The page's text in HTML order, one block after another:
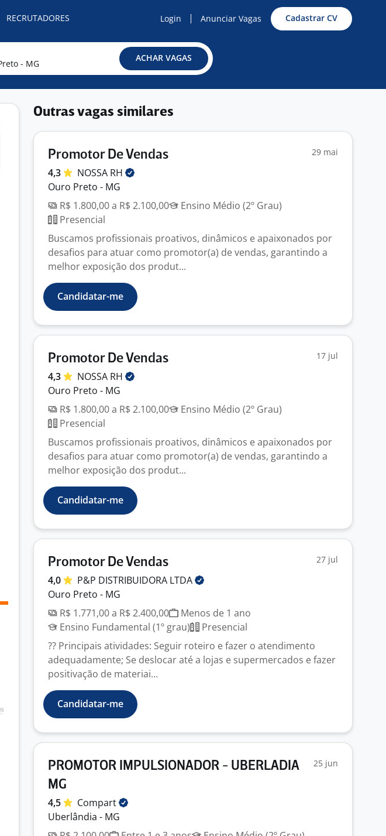
RECRUTADORES Login Anunciar Vagas Cadastrar CV
ACHAR VAGAS
Outras vagas similares
Promotor De Vendas 29 mai
4,3 NOSSA RH
Ouro Preto - MG
R$ 1.800,00 a R$ 2.100,00
Ensino Médio (2º Grau)
Presencial
Buscamos profissionais proativos, dinâmicos e apaixonados por
desafios para atuar como promotor(a) de vendas, garantindo a
melhor exposição dos produt...
Candidatar-me
Promotor De Vendas 17 jul
4,3 NOSSA RH
Ouro Preto - MG
R$ 1.800,00 a R$ 2.100,00
Ensino Médio (2º Grau)
Presencial
Buscamos profissionais proativos, dinâmicos e apaixonados por
desafios para atuar como promotor(a) de vendas, garantindo a
melhor exposição dos produt...
Candidatar-me
Promotor De Vendas 27 jul
4,0 P&P DISTRIBUIDORA LTDA
Ouro Preto - MG
R$ 1.771,00 a R$ 2.400,00
Menos de 1 ano
Ensino Fundamental (1º grau)
Presencial
?? Principais atividades: Seguir roteiro e fazer o atendimento
adequadamente; Se deslocar até a lojas e supermercados e fazer
positivação de materiai...
Candidatar-me
PROMOTOR IMPULSIONADOR - UBERLADIA
MG
25 jun
4,5
Compart
Uberlândia - MG